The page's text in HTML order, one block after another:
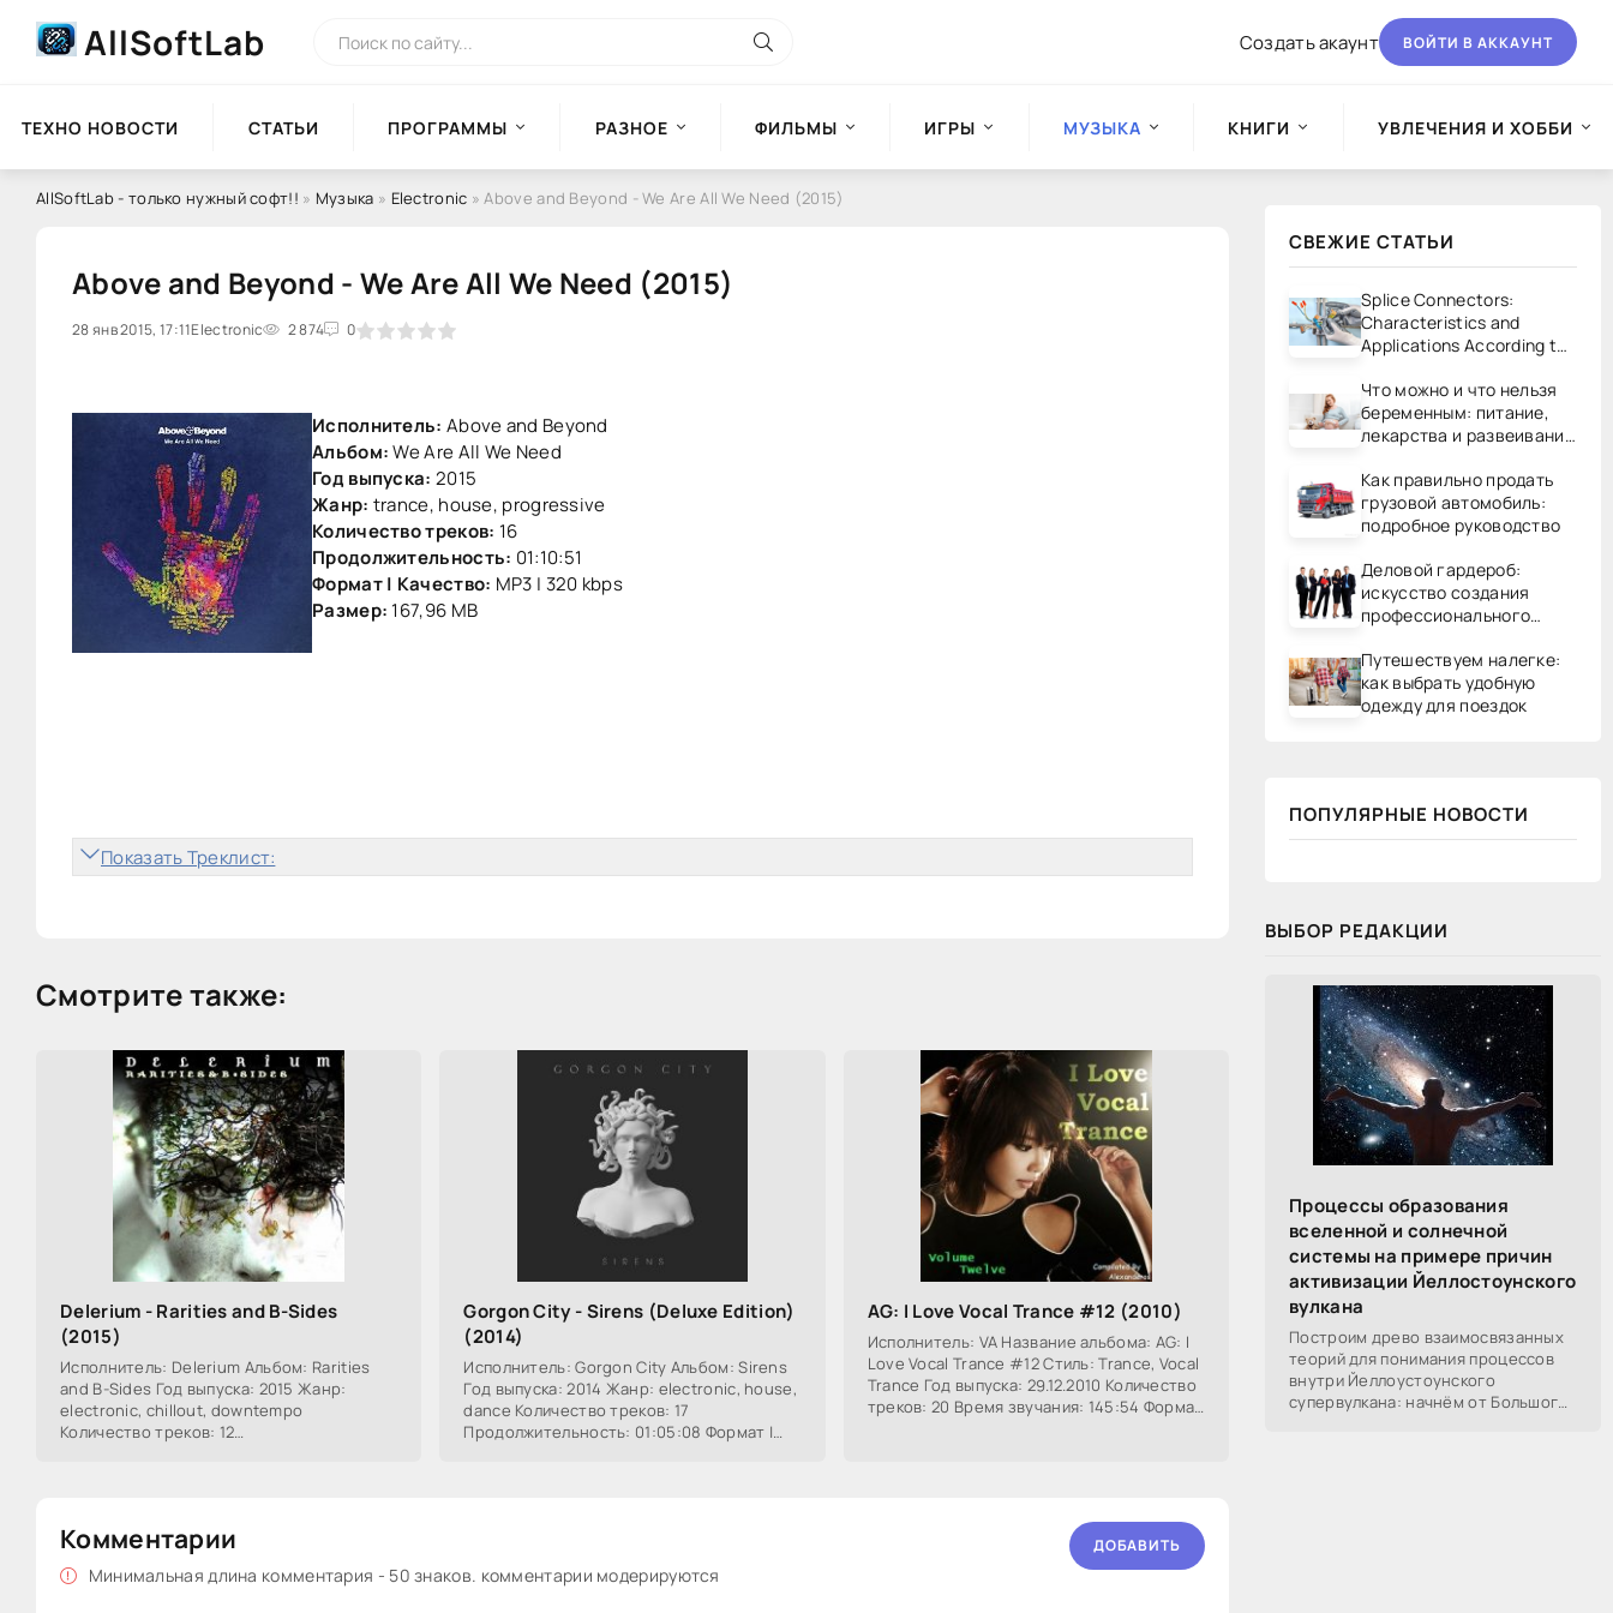
AllSoftLab Создать акаунт ВОЙТИ В АККАУНТ
ТЕХНО НОВОСТИ СТАТЬИ ПРОГРАММЫ РАЗНОЕ ФИЛЬМЫ ИГРЫ МУЗЫКА КНИГИ УВЛЕЧЕНИЯ И ХОББИ
AllSoftLab - только нужный софт!! » Музыка » Electronic » Above and Beyond - We Are All We Need (2015)
Above and Beyond - We Are All We Need (2015)
28 янв 2015, 17:11Electronic 2 874 0
0 1 2 3 4 5
Исполнитель: Above and Beyond
Альбом:We Are All We Need
Год выпуска: 2015
Жанр: trance, house, progressive
Количество треков: 16
Продолжительность: 01:10:51
Формат | Качество: MP3 | 320 kbps
Размер: 167,96 MB
Показать Треклист:
Смотрите также:
Delerium - Rarities and B-Sides
(2015)
Исполнитель: Delerium Альбом: Rarities
and B-Sides Год выпуска: 2015 Жанр:
electronic, chillout, downtempo
Количество треков: 12
Gorgon City - Sirens (Deluxe Edition)
(2014)
Исполнитель: Gorgon City Альбом: Sirens
Год выпуска: 2014 Жанр: electronic, house,
dance Количество треков: 17
Продолжительность: 01:05:08 Формат |
AG: I Love Vocal Trance #12 (2010)
Исполнитель: VA Название альбома: AG: I
Love Vocal Trance #12 Стиль: Trance, Vocal
Trance Год выпуска: 29.12.2010 Количество
треков: 20 Время звучания: 145:54 Формат
Комментарии
Минимальная длина комментария - 50 знаков. комментарии модерируются
ДОБАВИТЬ
СВЕЖИЕ СТАТЬИ
Splice Connectors:
Characteristics and
Applications According to
Что можно и что нельзя
беременным: питание,
лекарства и развеивание
Как правильно продать
грузовой автомобиль:
подробное руководство
Деловой гардероб:
искусство создания
профессионального
Путешествуем налегке:
как выбрать удобную
одежду для поездок
ПОПУЛЯРНЫЕ НОВОСТИ
ВЫБОР РЕДАКЦИИ
Процессы образования
вселенной и солнечной
системы на примере причин
активизации Йеллостоунского
вулкана
Построим древо взаимосвязанных
теорий для понимания процессов
внутри Йеллоустоунского
супервулкана: начнём от Большого